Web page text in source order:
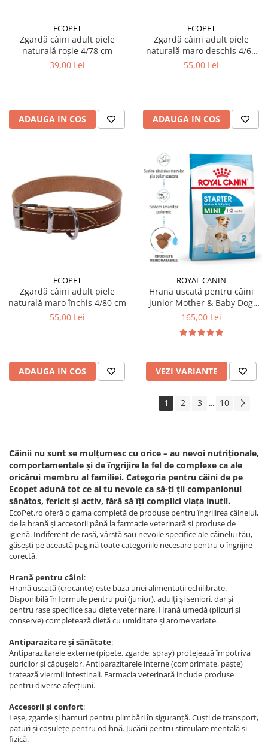
ECOPET
Zgardă câini adult piele
naturală roșie 4/78 cm
39,00 Lei
ADAUGA IN COS
ECOPET
Zgardă câini adult piele
naturală maro deschis 4/60
cm
55,00 Lei
ADAUGA IN COS
ECOPET
Zgardă câini adult piele
naturală maro închis 4/80 cm
55,00 Lei
ADAUGA IN COS
ROYAL CANIN
Hrană uscată pentru câini
junior Mother & Baby Dog
Royal Canin
165,00 Lei
VEZI VARIANTE
1 2 3 ... 10
Câinii nu sunt se mulțumesc cu orice – au nevoi nutriționale,
comportamentale și de îngrijire la fel de complexe ca ale
oricărui membru al familiei. Categoria pentru câini de pe
Ecopet adună tot ce ai tu nevoie ca să-ți ții companionul
sănătos, fericit și activ, fără să îți complici viața inutil.
EcoPet.ro oferă o gama completă de produse pentru îngrijirea câinelui,
de la hrană și accesorii până la farmacie veterinară și produse de
igienă. Indiferent de rasă, vârstă sau nevoile specifice ale câinelui tău,
găsești pe această pagină toate categoriile necesare pentru o îngrijire
corectă.
Hrană pentru câini:
Hrană uscată (crocante) este baza unei alimentații echilibrate.
Disponibilă în formule pentru pui (junior), adulți și seniori, dar și
pentru rase specifice sau diete veterinare. Hrană umedă (plicuri și
conserve) completează dietă cu umiditate și arome variate.
Antiparazitare și sănătate:
Antiparazitarele externe (pipete, zgarde, spray) protejează împotriva
puricilor și căpușelor. Antiparazitarele interne (comprimate, paște)
tratează viermii intestinali. Farmacia veterinară include produse
pentru diverse afecțiuni.
Accesorii și confort:
Leșe, zgarde și hamuri pentru plimbări în siguranță. Cuști de transport,
paturi și coșulețe pentru odihnă. Jucării pentru stimulare mentală și
fizică.